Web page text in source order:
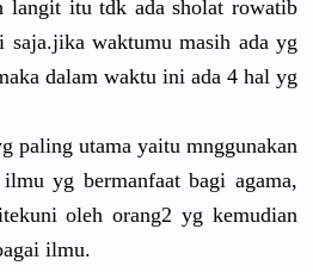
langit itu tdk ada sholat rowatib
saja.jika waktumu masih ada yg
dalam waktu ini ada 4 hal yg
paling utama yaitu mnggunakan
yg bermanfaat bagi agama,
oleh orang2 yg kemudian
ilmu.